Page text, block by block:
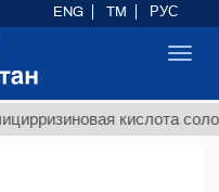
кислота
ENG TM РУС